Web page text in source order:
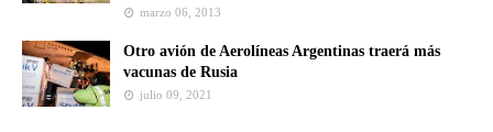
marzo 06, 2013
Otro avión de Aerolíneas Argentinas traerá más
vacunas de Rusia
julio 09, 2021